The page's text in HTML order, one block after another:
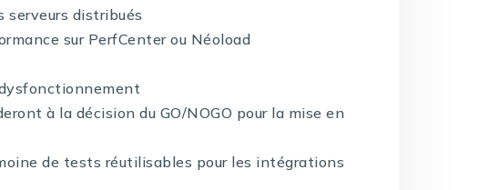
serveurs distribués
sur PerfCenter ou Néoload
à la décision du GO/NOGO pour la mise en
de tests réutilisables pour les intégrations